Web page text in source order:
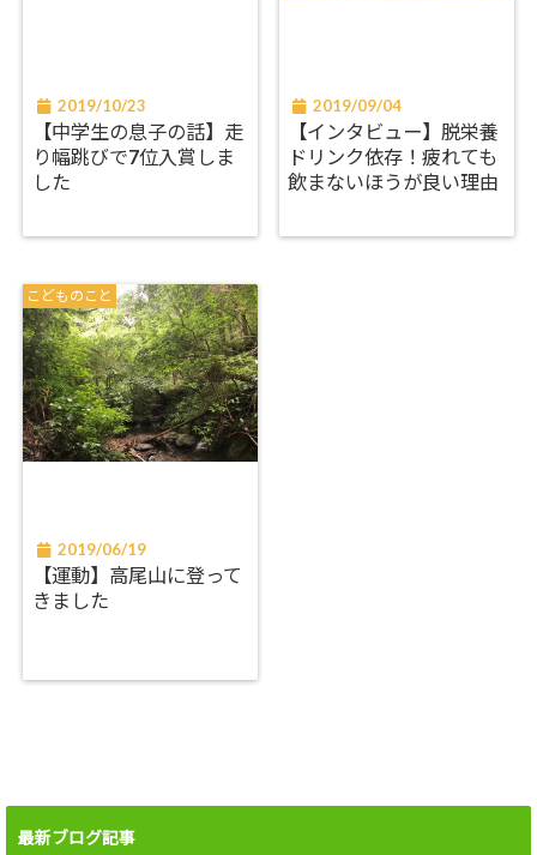
2019/10/23
【中学生の息子の話】走
り幅跳びで7位入賞しま
した
2019/09/04
【インタビュー】脱栄養
ドリンク依存！疲れても
飲まないほうが良い理由
こどものこと
2019/06/19
【運動】高尾山に登って
きました
最新ブログ記事